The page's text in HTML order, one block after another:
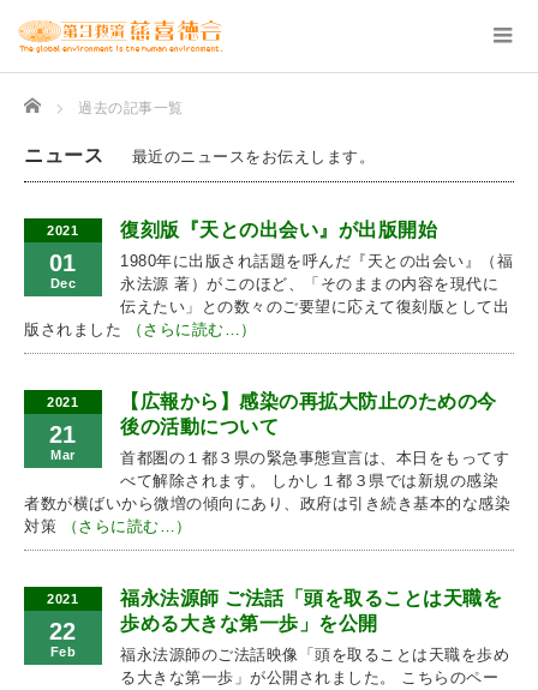
Home 過去の記事一覧
ニュース 最近のニュースをお伝えします。
2021
01
Dec
復刻版『天との出会い』が出版開始
1980年に出版され話題を呼んだ『天との出会い』（福
永法源 著）がこのほど、「そのままの内容を現代に
伝えたい」との数々のご要望に応えて復刻版として出
版されました
（さらに読む…）
2021
21
Mar
【広報から】感染の再拡大防止のための今
後の活動について
首都圏の１都３県の緊急事態宣言は、本日をもってす
べて解除されます。 しかし１都３県では新規の感染
者数が横ばいから微増の傾向にあり、政府は引き続き基本的な感染
対策
（さらに読む…）
2021
22
Feb
福永法源師 ご法話「頭を取ることは天職を
歩める大きな第一歩」を公開
福永法源師のご法話映像「頭を取ることは天職を歩め
る大きな第一歩」が公開されました。 こちらのペー